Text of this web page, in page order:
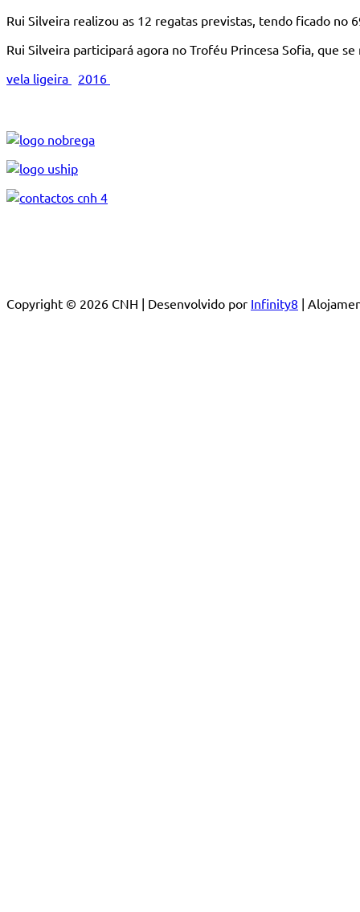
Rui Silveira realizou as 12 regatas previstas, tendo ficado no
Rui Silveira participará agora no Troféu Princesa Sofia, que
vela ligeira
2016
Copyright © 2026 CNH | Desenvolvido por Infinity8 |